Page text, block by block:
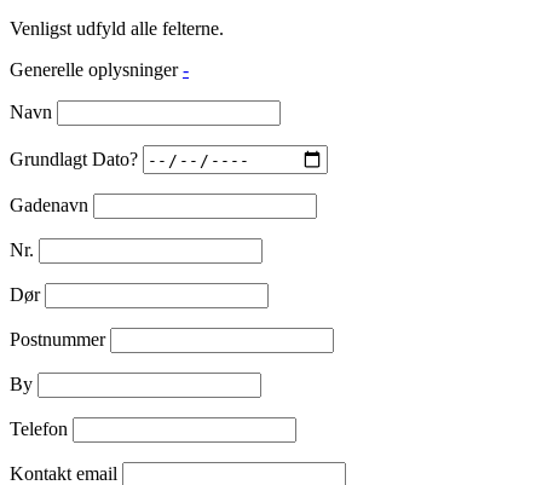
Venligst udfyld alle felterne.
Generelle oplysninger -
Navn
Grundlagt Dato?
Gadenavn
Nr.
Dør
Postnummer
By
Telefon
Kontakt email